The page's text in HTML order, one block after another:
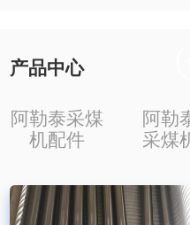
产品中心
阿勒泰采煤
机配件
阿勒
采煤